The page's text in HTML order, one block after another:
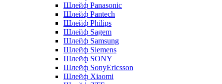
Шлейф Panasonic
Шлейф Pantech
Шлейф Philips
Шлейф Sagem
Шлейф Samsung
Шлейф Siemens
Шлейф SONY
Шлейф SonyEricsson
Шлейф Xiaomi